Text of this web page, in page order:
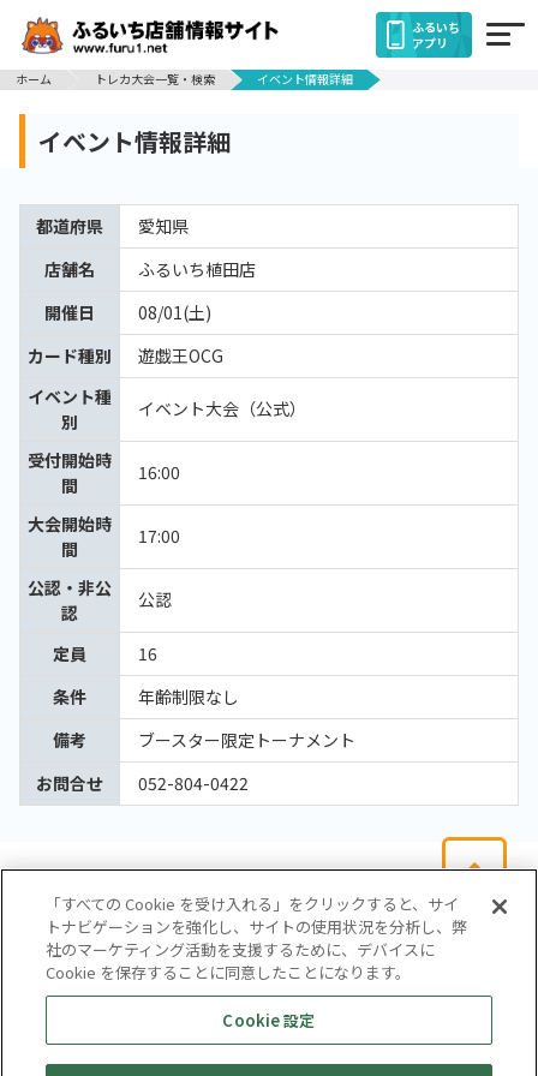
ふるいち
アプリ
ホーム
トレカ大会一覧・検索 イベント情報詳細
イベント情報詳細
都道府県
愛知県
店舗名
ふるいち植田店
開催日
08/01(土)
カード種別
遊戯王OCG
イベント種
別
イベント大会（公式）
受付開始時
間
16:00
大会開始時
間
17:00
公認・非公
認
公認
定員
16
条件
年齢制限なし
備考
ブースター限定トーナメント
お問合せ
052-804-0422
会社概要
サイトマップ
お問い合わせ
個人情報保護方針
株式会社テイツー
「すべての Cookie を受け入れる」をクリックすると、サイ
トナビゲーションを強化し、サイトの使用状況を分析し、弊
社のマーケティング活動を支援するために、デバイスに
Cookie を保存することに同意したことになります。
Cookie 設定